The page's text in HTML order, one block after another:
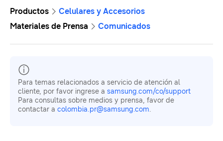
Productos
Celulares y Accesorios
Materiales de Prensa
Comunicados
Para temas relacionados a servicio de atención al
cliente, por favor ingrese a samsung.com/co/support
Para consultas sobre medios y prensa, favor de
contactar a colombia.pr@samsung.com.